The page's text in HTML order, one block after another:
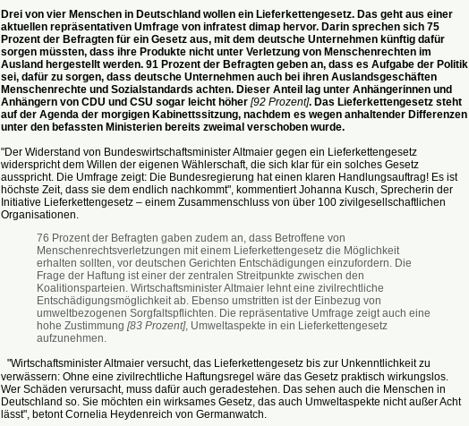
Drei von vier Menschen in Deutschland wollen ein Lieferkettengesetz. Das geht aus einer
aktuellen repräsentativen Umfrage von infratest dimap hervor. Darin sprechen sich 75
Prozent der Befragten für ein Gesetz aus, mit dem deutsche Unternehmen künftig dafür
sorgen müssten, dass ihre Produkte nicht unter Verletzung von Menschenrechten im
Ausland hergestellt werden. 91 Prozent der Befragten geben an, dass es Aufgabe der Politik
sei, dafür zu sorgen, dass deutsche Unternehmen auch bei ihren Auslandsgeschäften
Menschenrechte und Sozialstandards achten. Dieser Anteil lag unter Anhängerinnen und
Anhängern von CDU und CSU sogar leicht höher [92 Prozent]. Das Lieferkettengesetz steht
auf der Agenda der morgigen Kabinettssitzung, nachdem es wegen anhaltender Differenzen
unter den befassten Ministerien bereits zweimal verschoben wurde.
"Der Widerstand von Bundeswirtschaftsminister Altmaier gegen ein Lieferkettengesetz
widerspricht dem Willen der eigenen Wählerschaft, die sich klar für ein solches Gesetz
ausspricht. Die Umfrage zeigt: Die Bundesregierung hat einen klaren Handlungsauftrag! Es ist
höchste Zeit, dass sie dem endlich nachkommt", kommentiert Johanna Kusch, Sprecherin der
Initiative Lieferkettengesetz – einem Zusammenschluss von über 100 zivilgesellschaftlichen
Organisationen.
76 Prozent der Befragten gaben zudem an, dass Betroffene von
Menschenrechtsverletzungen mit einem Lieferkettengesetz die Möglichkeit
erhalten sollten, vor deutschen Gerichten Entschädigungen einzufordern. Die
Frage der Haftung ist einer der zentralen Streitpunkte zwischen den
Koalitionsparteien. Wirtschaftsminister Altmaier lehnt eine zivilrechtliche
Entschädigungsmöglichkeit ab. Ebenso umstritten ist der Einbezug von
umweltbezogenen Sorgfaltspflichten. Die repräsentative Umfrage zeigt auch eine
hohe Zustimmung [83 Prozent], Umweltaspekte in ein Lieferkettengesetz
aufzunehmen.
"Wirtschaftsminister Altmaier versucht, das Lieferkettengesetz bis zur Unkenntlichkeit zu
verwässern: Ohne eine zivilrechtliche Haftungsregel wäre das Gesetz praktisch wirkungslos.
Wer Schäden verursacht, muss dafür auch geradestehen. Das sehen auch die Menschen in
Deutschland so. Sie möchten ein wirksames Gesetz, das auch Umweltaspekte nicht außer Acht
lässt", betont Cornelia Heydenreich von Germanwatch.